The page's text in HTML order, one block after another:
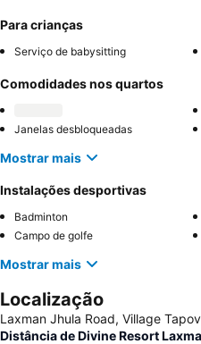
Para crianças
Serviço de babysitting
Comodidades nos quartos
Janelas desbloqueadas
Mostrar mais
Instalações desportivas
Badminton
Campo de golfe
Mostrar mais
Localização
Laxman Jhula Road, Village
Distância de Divine Resort